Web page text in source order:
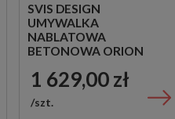
SVIS DESIGN
UMYWALKA
NABLATOWA
BETONOWA ORION
ZIELONY
1 629,00 zł
szt.